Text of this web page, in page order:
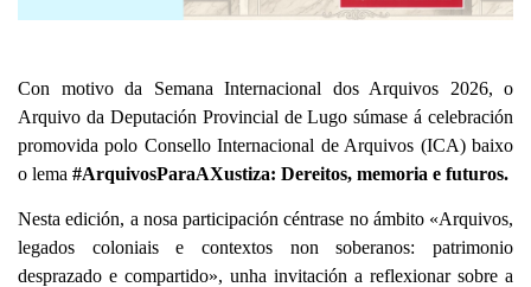
Con motivo da Semana Internacional dos Arquivos 2026, o
Arquivo da Deputación Provincial de Lugo súmase á celebración
promovida polo Consello Internacional de Arquivos (ICA) baixo
o lema #ArquivosParaAXustiza: Dereitos, memoria e futuros.
Nesta edición, a nosa participación céntrase no ámbito «Arquivos,
legados coloniais e contextos non soberanos: patrimonio
desprazado e compartido», unha invitación a reflexionar sobre a